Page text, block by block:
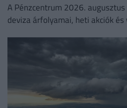
A Pénzcentrum 2026.
deviza árfolyamai, heti akciók